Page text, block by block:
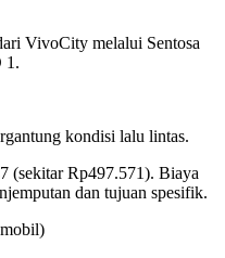
VivoCity melalui Sentosa
1.
kondisi lalu lintas.
(sekitar Rp497.571). Biaya
dan tujuan spesifik.